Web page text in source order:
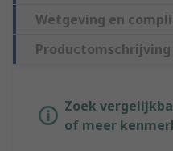
Wetgeving en
Productomschrijving
Zoek
of meer